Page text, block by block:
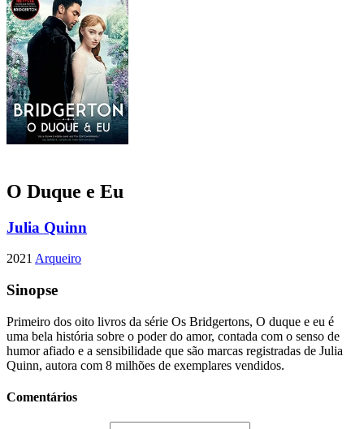
O Duque e Eu
Julia Quinn
2021 Arqueiro
Sinopse
Primeiro dos oito livros da série Os Bridgertons, O duque e eu é
uma bela história sobre o poder do amor, contada com o senso de
humor afiado e a sensibilidade que são marcas registradas de Julia
Quinn, autora com 8 milhões de exemplares vendidos.
Comentários